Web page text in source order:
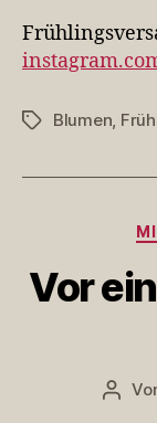
Schlagwörter
Blumen,
Vor